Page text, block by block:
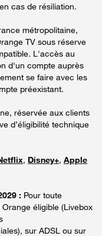
cas de résiliation.
métropolitaine,
TV sous réserve
L'accès au
d'un compte auprès
se faire avec les
préexistant.
réservée aux clients
d’éligibilité technique
, Disney+, Apple
: Pour toute
éligible (Livebox
sur ADSL ou sur